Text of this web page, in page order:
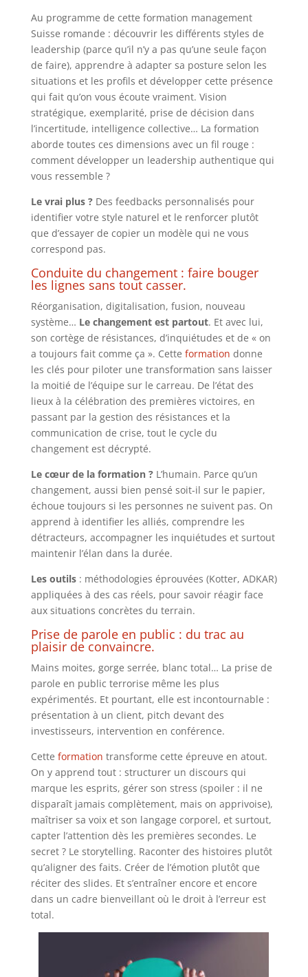
Au programme de cette formation management
Suisse romande : découvrir les différents styles de
leadership (parce qu’il n’y a pas qu’une seule façon
de faire), apprendre à adapter sa posture selon les
situations et les profils et développer cette présence
qui fait qu’on vous écoute vraiment. Vision
stratégique, exemplarité, prise de décision dans
l’incertitude, intelligence collective… La formation
aborde toutes ces dimensions avec un fil rouge :
comment développer un leadership authentique qui
vous ressemble ?
Le vrai plus ?Des feedbacks personnalisés pour
identifier votre style naturel et le renforcer plutôt
que d’essayer de copier un modèle qui ne vous
correspond pas.
Conduite du changement : faire bouger
les lignes sans tout casser.
Réorganisation, digitalisation, fusion, nouveau
système… Le changement est partout. Et avec lui,
son cortège de résistances, d’inquiétudes et de « on
a toujours fait comme ça ». Cette formation donne
les clés pour piloter une transformation sans laisser
la moitié de l’équipe sur le carreau. De l’état des
lieux à la célébration des premières victoires, en
passant par la gestion des résistances et la
communication de crise, tout le cycle du
changement est décrypté.
Le cœur de la formation ?L’humain. Parce qu’un
changement, aussi bien pensé soit-il sur le papier,
échoue toujours si les personnes ne suivent pas. On
apprend à identifier les alliés, comprendre les
détracteurs, accompagner les inquiétudes et surtout
maintenir l’élan dans la durée.
Les outils: méthodologies éprouvées (Kotter, ADKAR)
appliquées à des cas réels, pour savoir réagir face
aux situations concrètes du terrain.
Prise de parole en public : du trac au
plaisir de convaincre.
Mains moites, gorge serrée, blanc total… La prise de
parole en public terrorise même les plus
expérimentés. Et pourtant, elle est incontournable :
présentation à un client, pitch devant des
investisseurs, intervention en conférence.
Cette formation transforme cette épreuve en atout.
On y apprend tout : structurer un discours qui
marque les esprits, gérer son stress (spoiler : il ne
disparaît jamais complètement, mais on apprivoise),
maîtriser sa voix et son langage corporel, et surtout,
capter l’attention dès les premières secondes. Le
secret ? Le storytelling. Raconter des histoires plutôt
qu’aligner des faits. Créer de l’émotion plutôt que
réciter des slides. Et s’entraîner encore et encore
dans un cadre bienveillant où le droit à l’erreur est
total.